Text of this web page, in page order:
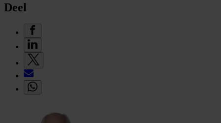
Deel